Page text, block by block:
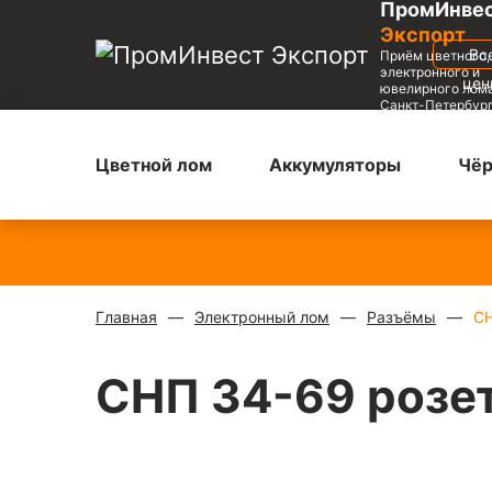
Экспорт
Приём цветного,
электронного и
ювелирного
Санкт-
Цветной лом Аккумуляторы
Главная Электронный лом Разъёмы
СНП 34-69